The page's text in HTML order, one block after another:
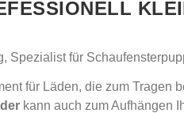
Spezialist für
für Läden, die zum Tragen
kann auch zum Aufhängen